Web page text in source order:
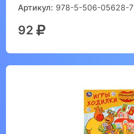
Артикул: 978-5-506-05628-7
92